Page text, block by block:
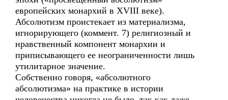
европейских монархий в XVIII веке).
Абсолютизм проистекает из материализма,
игнорирующего (коммент. 7) религиозный и
нравственный компонент монархии и
приписывающего ее неограниченности лишь
утилитарное значение.
Собственно говоря, «абсолютного
абсолютизма» на практике в истории